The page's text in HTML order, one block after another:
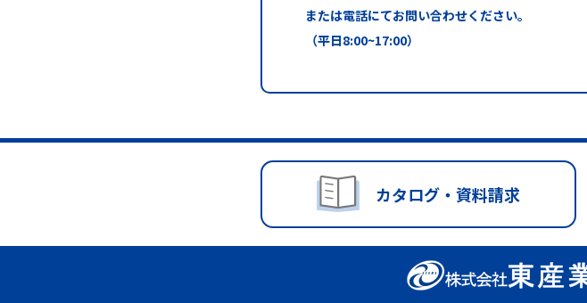
または電話にてお問い合わせください。
（平日8:00~17:00）
カタログ・資料請求